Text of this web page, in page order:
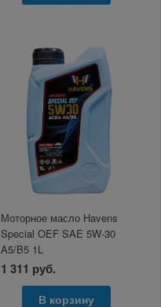
Моторное масло Havens
Special OEF SAE 5W-30
A5/B5 1L
1 311 руб.
В корзину